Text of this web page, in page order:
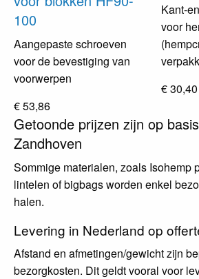
100
Aangepaste schroeven
voor de bevestiging van
voorwerpen
€ 53,86
Kant-
voor
€ 30,40
Getoonde prijzen zijn op
Zandhoven
Sommige materialen, zoals Isohemp
lintelen of bigbags worden enkel
halen.
Levering in Nederland op
Afstand en afmetingen/gewicht zijn
bezorgkosten. Dit geldt vooral voor